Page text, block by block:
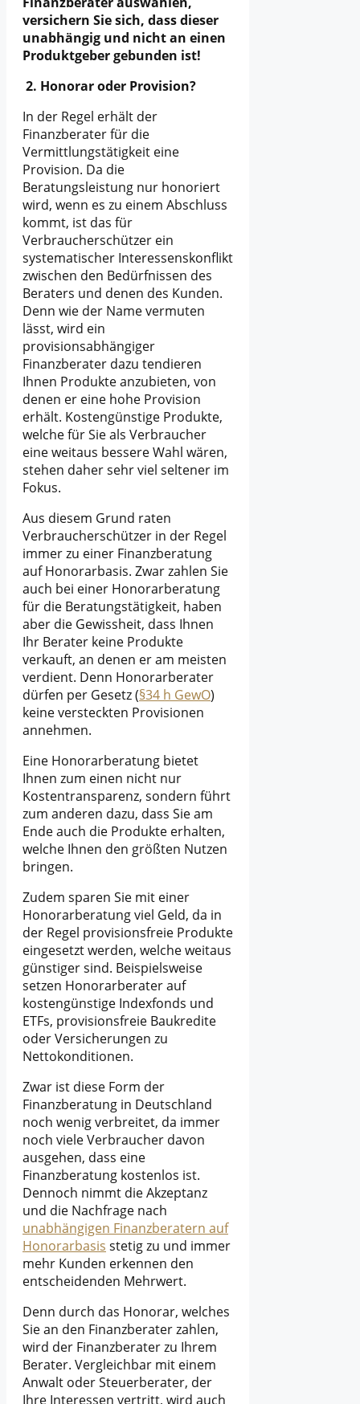
versichern Sie sich, dass dieser
unabhängig und nicht an einen
Produktgeber gebunden ist!
2. Honorar oder Provision?
In der Regel erhält der
Finanzberater für die
Vermittlungstätigkeit eine
Provision. Da die
Beratungsleistung nur honoriert
wird, wenn es zu einem Abschluss
kommt, ist das für
Verbraucherschützer ein
systematischer Interessenskonflikt
zwischen den Bedürfnissen des
Beraters und denen des Kunden.
Denn wie der Name vermuten
lässt, wird ein
provisionsabhängiger
Finanzberater dazu tendieren
Ihnen Produkte anzubieten, von
denen er eine hohe Provision
erhält. Kostengünstige Produkte,
welche für Sie als Verbraucher
eine weitaus bessere Wahl wären,
stehen daher sehr viel seltener im
Fokus.
Aus diesem Grund raten
Verbraucherschützer in der Regel
immer zu einer Finanzberatung
auf Honorarbasis. Zwar zahlen Sie
auch bei einer Honorarberatung
für die Beratungstätigkeit, haben
aber die Gewissheit, dass Ihnen
Ihr Berater keine Produkte
verkauft, an denen er am meisten
verdient. Denn Honorarberater
dürfen per Gesetz (§34 h GewO)
keine versteckten Provisionen
annehmen.
Eine Honorarberatung bietet
Ihnen zum einen nicht nur
Kostentransparenz, sondern führt
zum anderen dazu, dass Sie am
Ende auch die Produkte erhalten,
welche Ihnen den größten Nutzen
bringen.
Zudem sparen Sie mit einer
Honorarberatung viel Geld, da in
der Regel provisionsfreie Produkte
eingesetzt werden, welche weitaus
günstiger sind. Beispielsweise
setzen Honorarberater auf
kostengünstige Indexfonds und
ETFs, provisionsfreie Baukredite
oder Versicherungen zu
Nettokonditionen.
Zwar ist diese Form der
Finanzberatung in Deutschland
noch wenig verbreitet, da immer
noch viele Verbraucher davon
ausgehen, dass eine
Finanzberatung kostenlos ist.
Dennoch nimmt die Akzeptanz
und die Nachfrage nach
unabhängigen Finanzberatern auf
Honorarbasis stetig zu und immer
mehr Kunden erkennen den
entscheidenden Mehrwert.
Denn durch das Honorar, welches
Sie an den Finanzberater zahlen,
wird der Finanzberater zu Ihrem
Berater. Vergleichbar mit einem
Anwalt oder Steuerberater, der
Ihre Interessen vertritt, wird auch